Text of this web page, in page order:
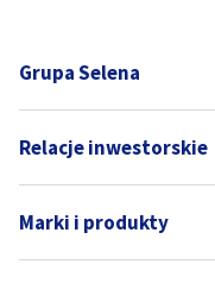
Grupa Selena
Relacje inwestorskie
Marki i produkty